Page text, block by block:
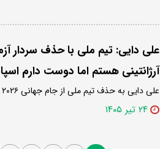
علی دایی: تیم ملی با حذف سردار
آرژانتینی هستم اما دوست دارم
علی دایی به حذف تیم ملی از جام جهانی ۲۰۲۶ واکنش متفاوتی نشان داد.
۲۴ تیر ۱۴۰۵